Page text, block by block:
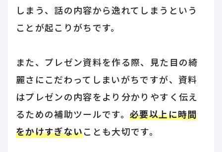
しまう、話の内容から逸れてしまうという
ことが起こりがちです。
また、プレゼン資料を作る際、見た目の綺
麗さにこだわってしまいがちですが、資料
はプレゼンの内容をより分かりやすく伝え
るための補助ツールです。必要以上に時間
をかけすぎないことも大切です。